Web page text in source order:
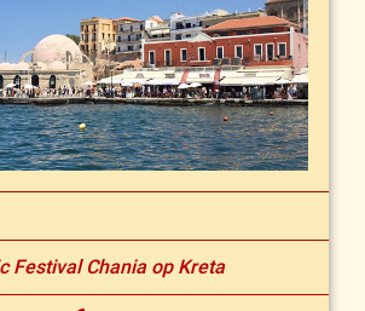
Festival Chania op Kreta